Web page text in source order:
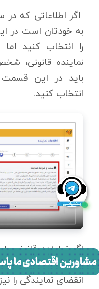
اگر اطلاعاتی که در
به خودتان است در
را انتخاب کنید
نماینده قانونی،
باید در این قسمت
انتخاب کنید.
اگر نماینده قانونی
کد تایید، نوع
انقضای نمایندگی را